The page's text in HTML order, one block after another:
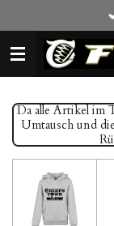
Hauptinhalt
springen
Da alle Artikel im
Umtausch und